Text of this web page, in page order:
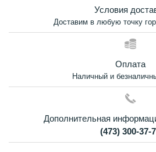
Условия
Доставим в любую точку
Оплата
Наличный и
Дополнительная
(473) 300-37-